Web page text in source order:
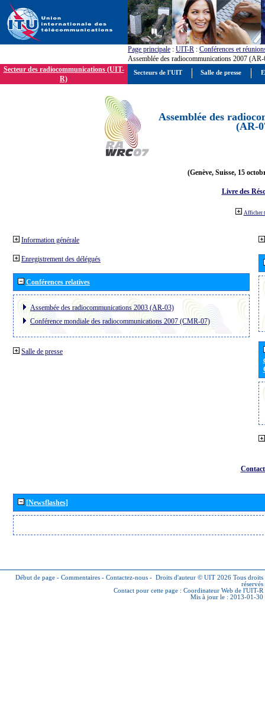
Page principale : UIT-R : Conférences et
Assemblée des radiocommunications 2007
Secteur des radiocommunications (UIT-
R)
Assemblée des
(AR-
(Genève, Suisse, 15
Livre des
Afficher
Information générale
Enregistrement des délégués
Conférences relatives
Assembée des radiocommunications 2003 (AR-03)
Conférence mondiale des radiocommunications 2007 (CMR-07)
Salle de presse
[Newsflashes]
Début de page - Commentaires - Contactez-nous - Droits d'auteur © UIT 2026 Tous droits
réservés
Contact pour cette page : Coordinateur Web de l'UIT-R
Mis à jour le : 2013-01-30
Secteurs de l'UIT Salle de presse